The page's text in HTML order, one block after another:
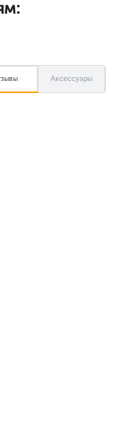
Аксессуары